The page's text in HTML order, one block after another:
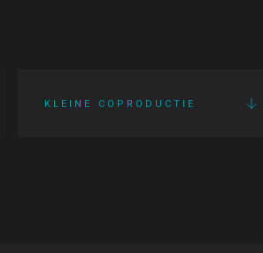
KLEINE COPRODUCTIE